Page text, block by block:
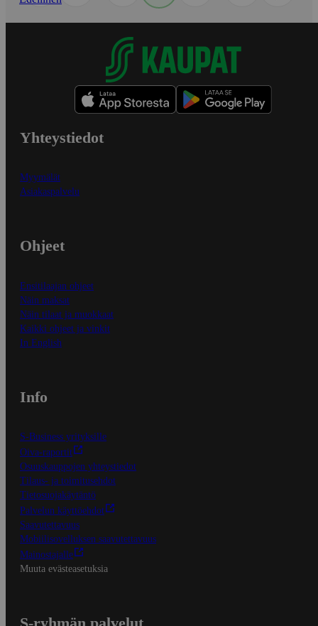
Yhteystiedot
Myymälät
Asiakaspalvelu
Ohjeet
Ensitilaajan ohjeet
Näin maksat
Näin tilaat ja muokkaat
Kaikki ohjeet ja vinkit
In English
Info
S-Business yrityksille
Oiva-raportit
Osuuskauppojen yhteystiedot
Tilaus- ja toimitusehdot
Tietosuojakäytäntö
Palvelun käyttöehdot
Saavutettavuus
Mobiilisovelluksen saavutettavuus
Mainostajalle
Muuta evästeasetuksia